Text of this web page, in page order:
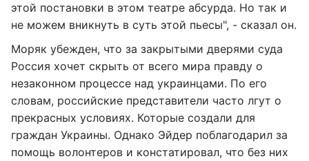
этой постановки в этом театре абсурда. Но так и
не можем вникнуть в суть этой пьесы", - сказал он.
Моряк убежден, что за закрытыми дверями суда
Россия хочет скрыть от всего мира правду о
незаконном процессе над украинцами. По его
словам, российские представители часто лгут о
прекрасных условиях. Которые создали для
граждан Украины. Однако Эйдер поблагодарил за
помощь волонтеров и констатировал, что без них